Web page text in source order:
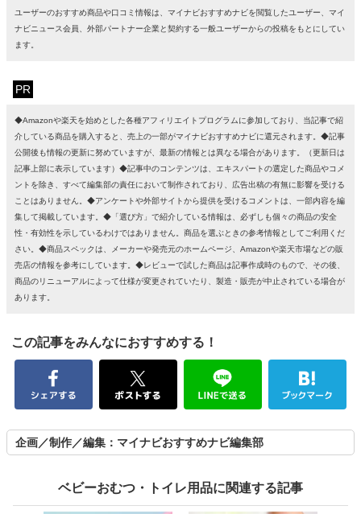
ユーザーのおすすめ商品や口コミ情報は、マイナビおすすめナビを閲覧したユーザー、マイ
ナビニュース会員、外部パートナー企業と契約する一般ユーザーからの投稿をもとにしてい
ます。
PR
◆Amazonや楽天を始めとした各種アフィリエイトプログラムに参加しており、当記事で紹
介している商品を購入すると、売上の一部がマイナビおすすめナビに還元されます。◆記事
公開後も情報の更新に努めていますが、最新の情報とは異なる場合があります。（更新日は
記事上部に表示しています）◆記事中のコンテンツは、エキスパートの選定した商品やコメ
ントを除き、すべて編集部の責任において制作されており、広告出稿の有無に影響を受ける
ことはありません。◆アンケートや外部サイトから提供を受けるコメントは、一部内容を編
集して掲載しています。◆「選び方」で紹介している情報は、必ずしも個々の商品の安全
性・有効性を示しているわけではありません。商品を選ぶときの参考情報としてご利用くだ
さい。◆商品スペックは、メーカーや発売元のホームページ、Amazonや楽天市場などの販
売店の情報を参考にしています。◆レビューで試した商品は記事作成時のもので、その後、
商品のリニューアルによって仕様が変更されていたり、製造・販売が中止されている場合が
あります。
この記事をみんなにおすすめする！
企画／制作／編集：マイナビおすすめナビ編集部
ベビーおむつ・トイレ用品に関連する記事